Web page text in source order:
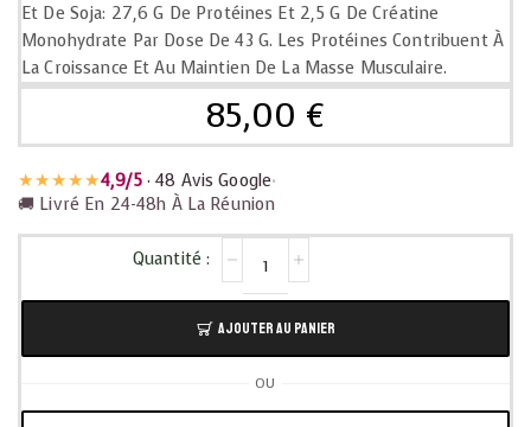
Et De Soja: 27,6 G De Protéines Et 2,5 G De Créatine
Monohydrate Par Dose De 43 G. Les Protéines Contribuent À
La Croissance Et Au Maintien De La Masse Musculaire.
85,00 €
★★★★★4,9/5· 48 Avis Google•
🚚 Livré En 24-48h À La Réunion
AJOUTER AU PANIER
OU